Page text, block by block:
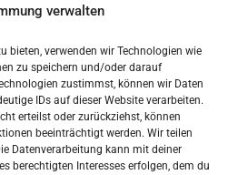
verwalten
bieten, verwenden wir Technologien wie
zu speichern und/oder darauf
zustimmst, können wir Daten
IDs auf dieser Website verarbeiten.
erteilst oder zurückziehst, können
beeinträchtigt werden. Wir teilen
Datenverarbeitung kann mit deiner
berechtigten Interesses erfolgen, dem du
oglas
– Njemačka?